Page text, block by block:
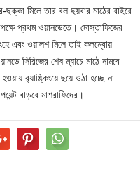
ছক্কা মিলে তার বল ছয়বার মাঠের বাইরে
প্রথম ওয়ানডেতে। মোস্তাফিজের
এবং ওয়ালশ মিলে তাই কলম্বোয়
সিরিজের শেষ ম্যাচে মাঠে নামবে
র‌্যাঙ্কিংয়ে ছয়ে ওঠা হচ্ছে না
বাড়বে মাশরাফিদের।